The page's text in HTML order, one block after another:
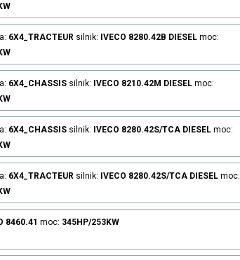
6X4_TRACTEUR silnik: IVECO 8280.42B DIESEL moc:
6X4_CHASSIS silnik: IVECO 8210.42M DIESEL moc:
6X4_CHASSIS silnik: IVECO 8280.42S/TCA DIESEL moc:
6X4_TRACTEUR silnik: IVECO 8280.42S/TCA DIESEL moc:
8460.41 moc: 345HP/253KW